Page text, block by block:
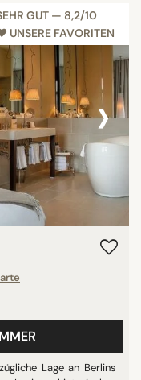
GUT — 8,2/10
UNSERE FAVORITEN
›
Lage an Berlins